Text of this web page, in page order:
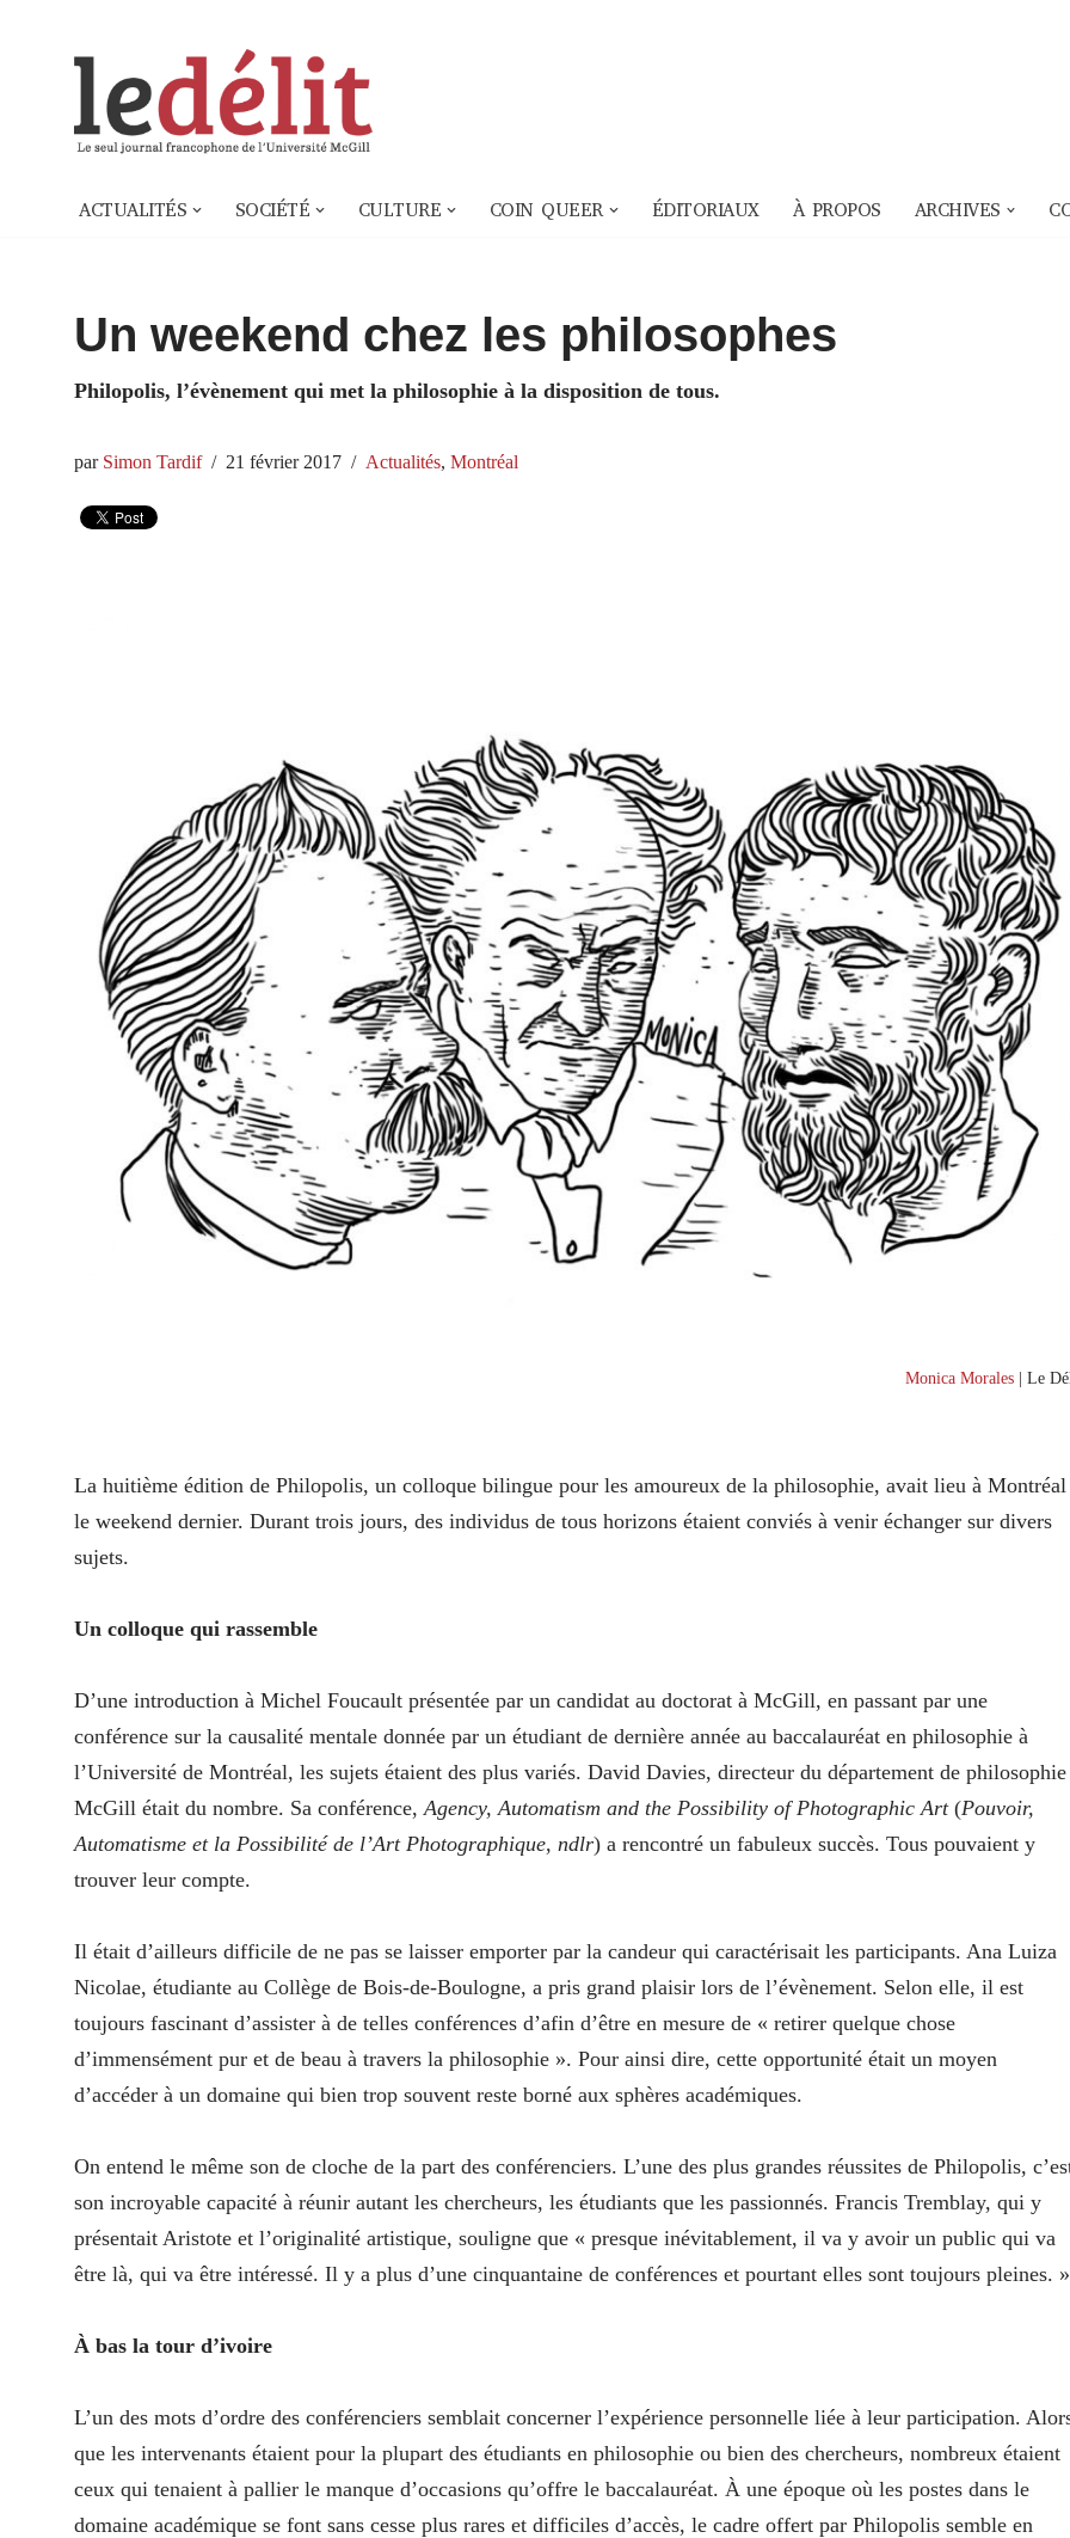
ACTUALITÉS SOCIÉTÉ CULTURE COIN QUEER ÉDITORIAUX À PROPOS ARCHIVES
Un weekend chez les philosophes
Philopolis, l’évènement qui met la philosophie à la disposition de tous.
par Simon Tardif 21 février 2017 Actualités, Montréal
Monica Morales | Le
La huitième édition de Philopolis, un colloque bilingue pour les amoureux de la philosophie, avait lieu à Montréal
le weekend dernier. Durant trois jours, des individus de tous horizons étaient conviés à venir échanger sur divers
sujets.
Un colloque qui rassemble
D’une introduction à Michel Foucault présentée par un candidat au doctorat à McGill, en passant par une
conférence sur la causalité mentale donnée par un étudiant de dernière année au baccalauréat en philosophie à
l’Université de Montréal, les sujets étaient des plus variés. David Davies, directeur du département de philosophie
McGill était du nombre. Sa conférence, Agency, Automatism and the Possibility of Photographic Art(Pouvoir,
Automatisme et la Possibilité de l’Art Photographique, ndlr) a rencontré un fabuleux succès. Tous pouvaient y
trouver leur compte.
Il était d’ailleurs difficile de ne pas se laisser emporter par la candeur qui caractérisait les participants. Ana Luiza
Nicolae, étudiante au Collège de Bois-de-Boulogne, a pris grand plaisir lors de l’évènement. Selon elle, il est
toujours fascinant d’assister à de telles conférences d’afin d’être en mesure de « retirer quelque chose
d’immensément pur et de beau à travers la philosophie ». Pour ainsi dire, cette opportunité était un moyen
d’accéder à un domaine qui bien trop souvent reste borné aux sphères académiques.
On entend le même son de cloche de la part des conférenciers. L’une des plus grandes réussites de Philopolis,
son incroyable capacité à réunir autant les chercheurs, les étudiants que les passionnés. Francis Tremblay, qui y
présentait Aristote et l’originalité artistique, souligne que « presque inévitablement, il va y avoir un public qui va
être là, qui va être intéressé. Il y a plus d’une cinquantaine de conférences et pourtant elles sont toujours pleines.
À bas la tour d’ivoire
L’un des mots d’ordre des conférenciers semblait concerner l’expérience personnelle liée à leur participation.
que les intervenants étaient pour la plupart des étudiants en philosophie ou bien des chercheurs, nombreux étaient
ceux qui tenaient à pallier le manque d’occasions qu’offre le baccalauréat. À une époque où les postes dans le
domaine académique se font sans cesse plus rares et difficiles d’accès, le cadre offert par Philopolis semble en